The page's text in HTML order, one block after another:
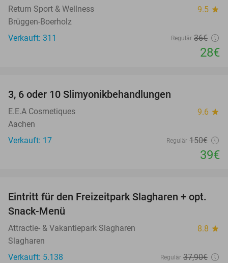
Return Sport & Wellness 9.5 star
Brüggen-Boerholz
Verkauft: 311
Regulär 36€
28€
3, 6 oder 10 Slimyonikbehandlungen
E.E.A Cosmetiques 9.6 star
Aachen
Verkauft: 17
Regulär 150€
39€
41%
Eintritt für den Freizeitpark Slagharen + opt.
Snack-Menü
Attractie- & Vakantiepark Slagharen 8.8 star
Slagharen
Verkauft: 5.138
Regulär 37,90€